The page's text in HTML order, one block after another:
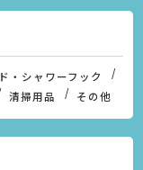
・シャワーフック
清掃用品 その他